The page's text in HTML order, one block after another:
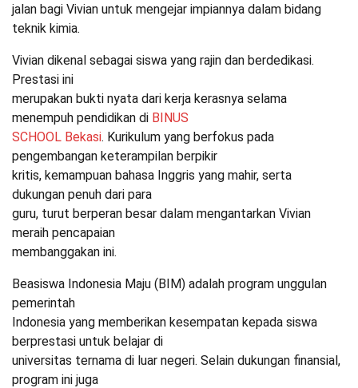
jalan bagi Vivian untuk mengejar impiannya dalam bidang
teknik kimia.
Vivian dikenal sebagai siswa yang rajin dan berdedikasi.
Prestasi ini
merupakan bukti nyata dari kerja kerasnya selama
menempuh pendidikan di BINUS
SCHOOL Bekasi. Kurikulum yang berfokus pada
pengembangan keterampilan berpikir
kritis, kemampuan bahasa Inggris yang mahir, serta
dukungan penuh dari para
guru, turut berperan besar dalam mengantarkan Vivian
meraih pencapaian
membanggakan ini.
Beasiswa Indonesia Maju (BIM) adalah program unggulan
pemerintah
Indonesia yang memberikan kesempatan kepada siswa
berprestasi untuk belajar di
universitas ternama di luar negeri. Selain dukungan finansial,
program ini juga